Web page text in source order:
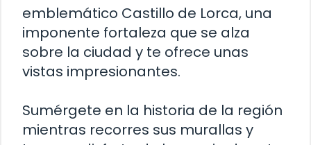
emblemático Castillo de Lorca, una
imponente fortaleza que se alza
sobre la ciudad y te ofrece unas
vistas impresionantes.
Sumérgete en la historia de la región
mientras recorres sus murallas y